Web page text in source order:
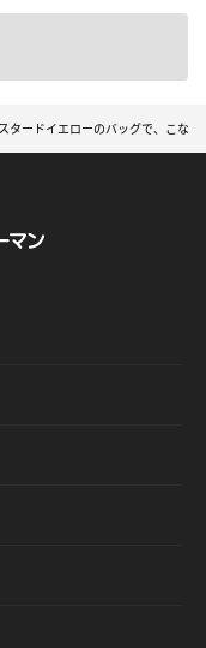
タードイエローのバッグで、こな